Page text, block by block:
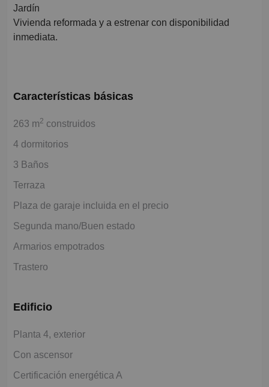
Jardín
Vivienda reformada y a estrenar con disponibilidad
inmediata.
Características básicas
263 m2 construidos
4 dormitorios
3 Baños
Terraza
Plaza de garaje incluida en el precio
Segunda mano/Buen estado
Armarios empotrados
Trastero
Edificio
Planta 4, exterior
Con ascensor
Certificación energética A